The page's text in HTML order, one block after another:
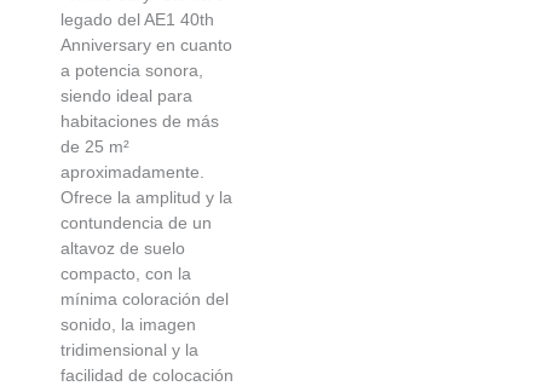
legado del AE1 40th
Anniversary en cuanto
a potencia sonora,
siendo ideal para
habitaciones de más
de 25 m²
aproximadamente.
Ofrece la amplitud y la
contundencia de un
altavoz de suelo
compacto, con la
mínima coloración del
sonido, la imagen
tridimensional y la
facilidad de colocación